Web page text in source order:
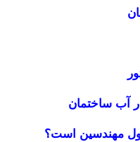
آب ساختمان
مهندسین است؟